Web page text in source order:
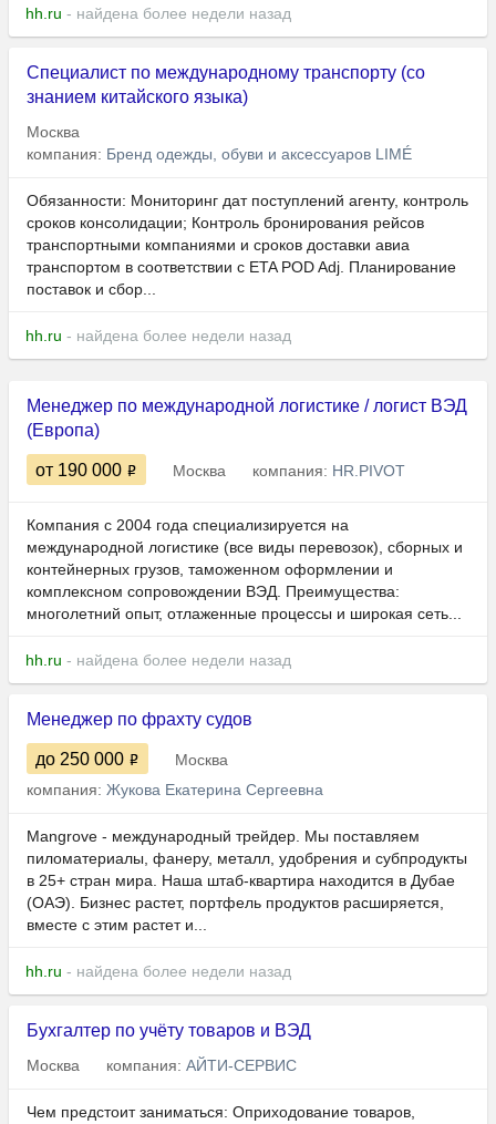
hh.ru - найдена более недели назад
Специалист по международному транспорту (со
знанием китайского языка)
Москва
компания: Бренд одежды, обуви и аксессуаров LIMÉ
Обязанности: Мониторинг дат поступлений агенту, контроль
сроков консолидации; Контроль бронирования рейсов
транспортными компаниями и сроков доставки авиа
транспортом в соответствии с ETA POD Adj. Планирование
поставок и сбор...
hh.ru - найдена более недели назад
Менеджер по международной логистике / логист ВЭД
(Европа)
от 190 000 Москва компания: HR.PIVOT
Компания с 2004 года специализируется на
международной логистике (все виды перевозок), сборных и
контейнерных грузов, таможенном оформлении и
комплексном сопровождении ВЭД. Преимущества:
многолетний опыт, отлаженные процессы и широкая сеть...
hh.ru - найдена более недели назад
Менеджер по фрахту судов
до 250 000
Москва
компания: Жукова Екатерина Сергеевна
Mangrove - международный трейдер. Мы поставляем
пиломатериалы, фанеру, металл, удобрения и субпродукты
в 25+ стран мира. Наша штаб-квартира находится в Дубае
(ОАЭ). Бизнес растет, портфель продуктов расширяется,
вместе с этим растет и...
hh.ru - найдена более недели назад
Бухгалтер по учёту товаров и ВЭД
Москва компания: АЙТИ-СЕРВИС
Чем предстоит заниматься: Оприходование товаров,